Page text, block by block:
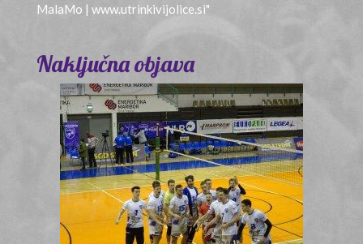
MalaMo | www.utrinkivijolice.si"
Naključna objava